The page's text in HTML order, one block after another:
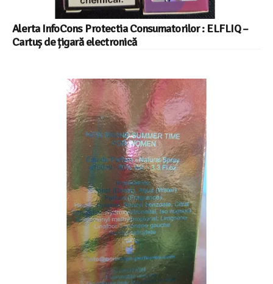
Alerta InfoCons Protectia Consumatorilor : ELFLIQ –
Cartuș de țigară electronică